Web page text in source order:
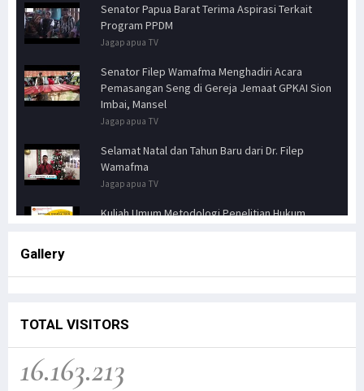
Senator Papua Barat Terima Aspirasi Terkait
Program PPDM
Jagapapua TV
Senator Filep Wamafma Menghadiri Acara
Pemasangan Seng di Gereja Jemaat GPKAI Sion
Imbai, Mansel
Jagapapua TV
Selamat Natal dan Tahun Baru dari Dr. Filep
Wamafma
Jagapapua TV
Kuliah Umum Metodologi Penelitian Hukum
Jagapapua TV
Kunjungan Kerja Anggota DPD RI, Filep
Wamafma, ke Manokwari Selatan, Fokus pada
Sarana Pendidikan.
Gallery
TOTAL VISITORS
16.163.213